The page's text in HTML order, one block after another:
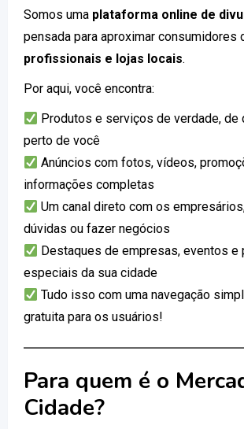
Somos uma plataforma online de
pensada para aproximar consumidores
profissionais e lojas locais.
Por aqui, você encontra:
Produtos e serviços de verdade, de
perto de você
Anúncios com fotos, vídeos,
informações completas
Um canal direto com os
dúvidas ou fazer negócios
Destaques de empresas, eventos e
especiais da sua cidade
Tudo isso com uma navegação
gratuita para os usuários!
Para quem é o
Cidade?